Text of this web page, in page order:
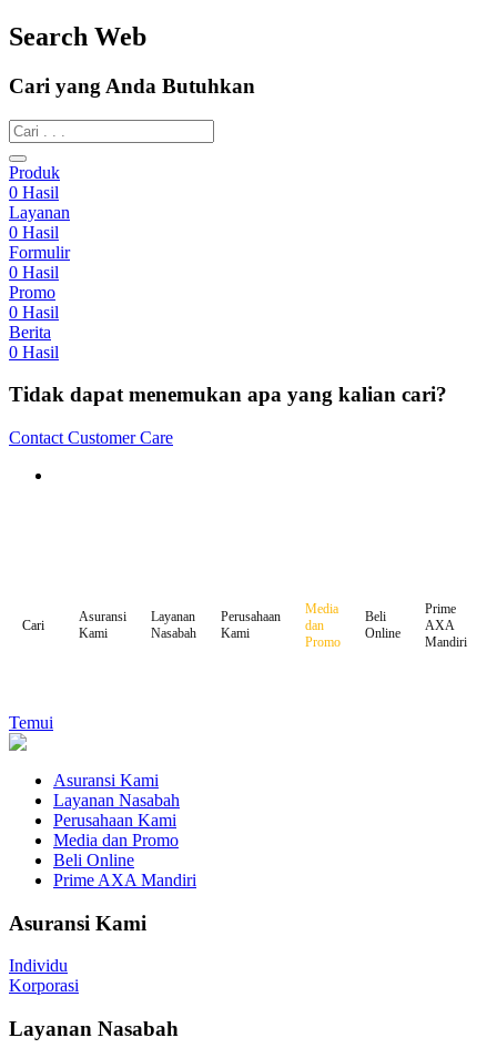
Search Web
Cari yang Anda Butuhkan
Produk
0 Hasil
Layanan
0 Hasil
Formulir
0 Hasil
Promo
0 Hasil
Berita
0 Hasil
Tidak dapat menemukan apa yang kalian cari?
Contact Customer Care
Cari
Asuransi
Kami
Layanan
Nasabah
Perusahaan
Kami
Media
dan
Promo
Beli
Online
Prime
AXA
Mandiri
Temui
Asuransi Kami
Layanan Nasabah
Perusahaan Kami
Media dan Promo
Beli Online
Prime AXA Mandiri
Asuransi Kami
Individu
Korporasi
Layanan Nasabah